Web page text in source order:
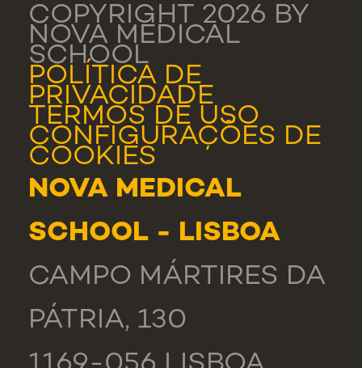
COPYRIGHT 2026 BY
NOVA MEDICAL
SCHOOL
POLÍTICA DE
PRIVACIDADE
TERMOS DE USO
CONFIGURAÇÕES DE
COOKIES
NOVA MEDICAL
SCHOOL - LISBOA
CAMPO MÁRTIRES DA
PÁTRIA, 130